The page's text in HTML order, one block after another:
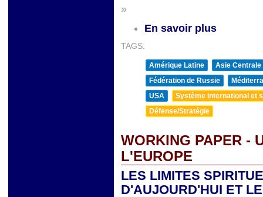
»
En savoir plus
TAGS:
Amérique Latine
Asie Centrale
Fédération de Russie
USA
Système international et
Défense/Stratégie
WORKING PAPER -
L'EUROPE
LES LIMITES
D'AUJOURD'HUI ET